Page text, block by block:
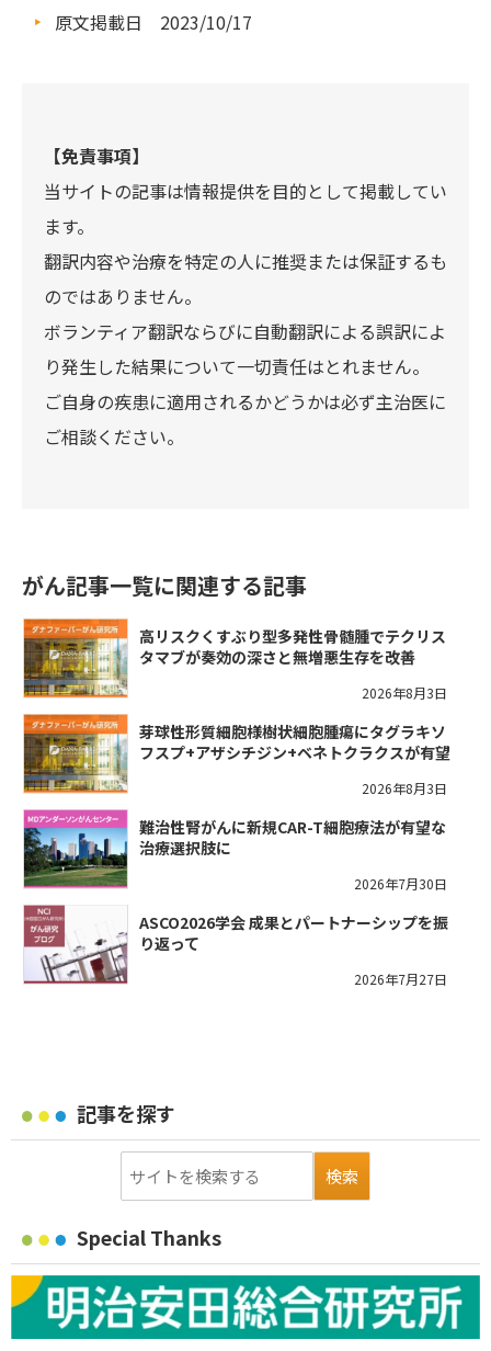
原文掲載日 2023/10/17
【免責事項】
当サイトの記事は情報提供を目的として掲載してい
ます。
翻訳内容や治療を特定の人に推奨または保証するも
のではありません。
ボランティア翻訳ならびに自動翻訳による誤訳によ
り発生した結果について一切責任はとれません。
ご自身の疾患に適用されるかどうかは必ず主治医に
ご相談ください。
がん記事一覧に関連する記事
高リスクくすぶり型多発性骨髄腫でテクリス
タマブが奏効の深さと無増悪生存を改善
2026年8月3日
芽球性形質細胞様樹状細胞腫瘍にタグラキソ
フスプ+アザシチジン+ベネトクラクスが有望
2026年8月3日
難治性腎がんに新規CAR-T細胞療法が有望な
治療選択肢に
2026年7月30日
ASCO2026学会 成果とパートナーシップを振
り返って
2026年7月27日
記事を探す
Special Thanks